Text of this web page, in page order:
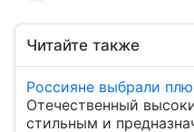
Читайте также
Россияне выбрали
Отечественный
стильным и